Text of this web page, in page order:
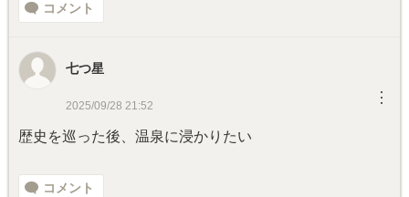
コメント
七つ星
2025/09/28 21:52 ︙
歴史を巡った後、温泉に浸かりたい
コメント